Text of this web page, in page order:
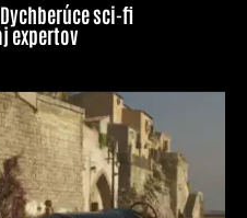
sci-fi
expertov